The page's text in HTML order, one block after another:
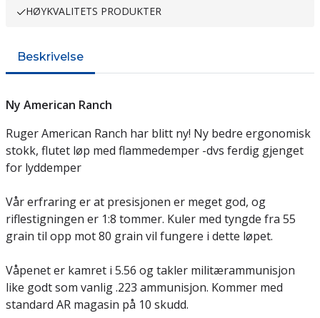
HØYKVALITETS PRODUKTER
Beskrivelse
Ny American Ranch
Ruger American Ranch har blitt ny! Ny bedre ergonomisk
stokk, flutet løp med flammedemper -dvs ferdig gjenget
for lyddemper
Vår erfraring er at presisjonen er meget god, og
riflestigningen er 1:8 tommer. Kuler med tyngde fra 55
grain til opp mot 80 grain vil fungere i dette løpet.
Våpenet er kamret i 5.56 og takler militærammunisjon
like godt som vanlig .223 ammunisjon. Kommer med
standard AR magasin på 10 skudd.